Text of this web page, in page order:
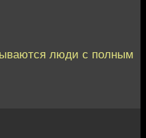
люди с полным